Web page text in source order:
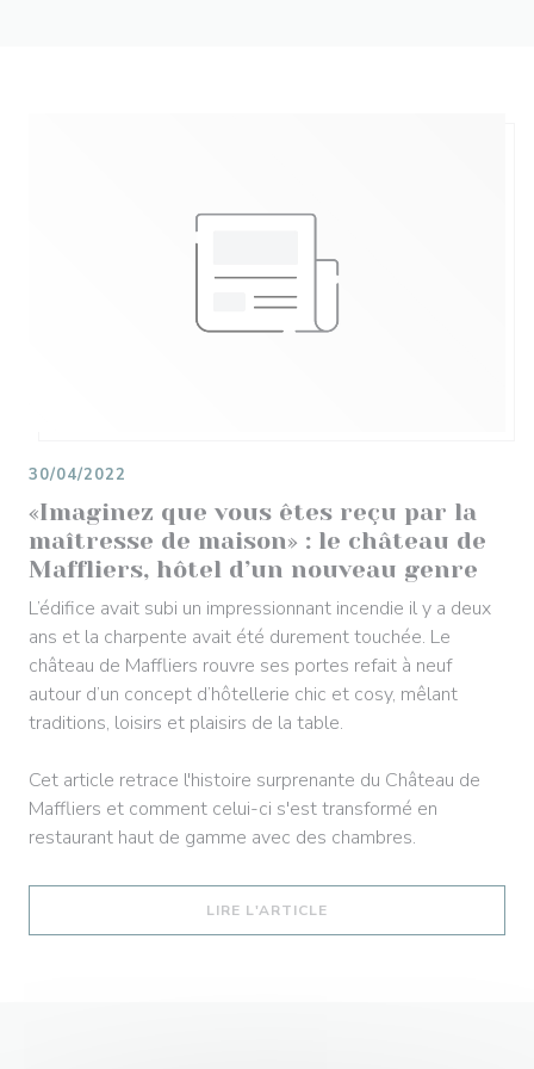
«Imaginez que vous êtes reçu par la
maîtresse de maison» : le château de
Maffliers, hôtel d’un nouveau genre
30/04/2022
L’édifice avait subi un impressionnant incendie il y a deux
ans et la charpente avait été durement touchée. Le
château de Maffliers rouvre ses portes refait à neuf
autour d’un concept d’hôtellerie chic et cosy, mêlant
traditions, loisirs et plaisirs de la table.
Cet article retrace l'histoire surprenante du Château de
Maffliers et comment celui-ci s'est transformé en
restaurant haut de gamme avec des chambres.
LIRE L'ARTICLE